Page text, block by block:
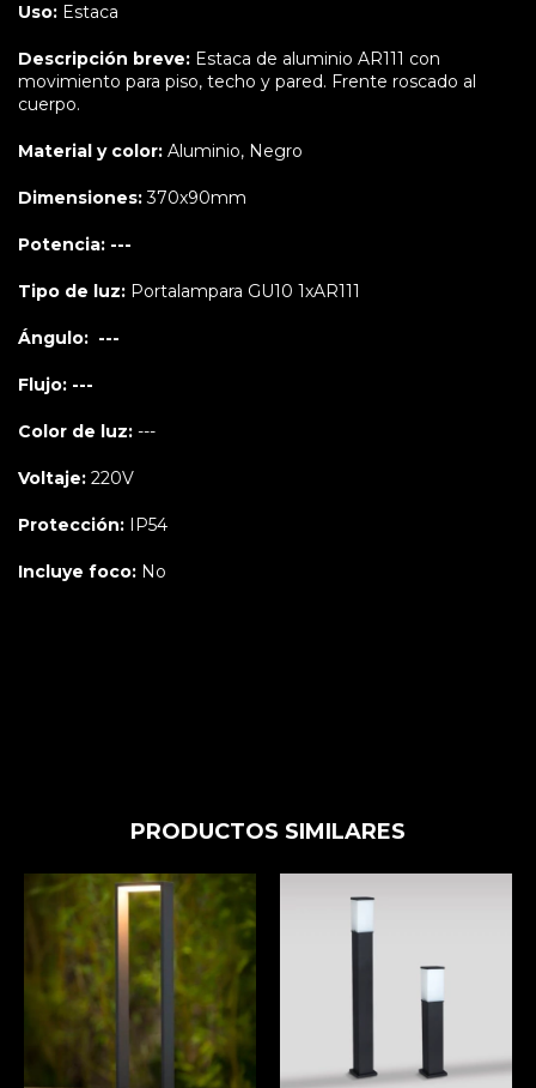
Uso: Estaca
Descripción breve: Estaca de aluminio AR111 con
movimiento para piso, techo y pared. Frente roscado al
cuerpo.
Material y color: Aluminio, Negro
Dimensiones:370x90mm
Potencia: ---
Tipo de luz: Portalampara GU10 1xAR111
Ángulo: ---
Flujo: ---
Color de luz: ---
Voltaje: 220V
Protección: IP54
Incluye foco: No
PRODUCTOS SIMILARES